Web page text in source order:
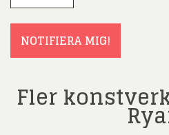
NOTIFIERA MIG!
Fler